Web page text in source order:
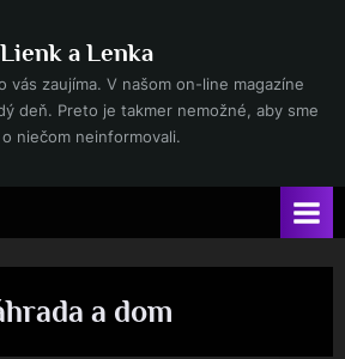
Lienk a Lenka
vás zaujíma. V našom on-line magazíne
deň. Preto je takmer nemožné, aby sme
niečom neinformovali.
a dom